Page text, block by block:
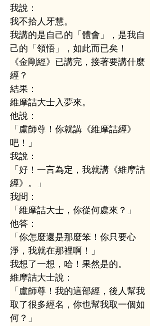
我說：
我不拾人牙慧。
我講的是自己的「體會」，是我自
己的「領悟」，如此而已矣！
《金剛經》已講完，接著要講什麼
經？
結果：
維摩詰大士入夢來。
他說：
「盧師尊！你就講《維摩詰經》
吧！」
我說：
「好！一言為定，我就講《維摩詰
經》。」
我問：
「維摩詰大士，你從何處來？」
他答：
「你怎麼還是那麼笨！你只要心
淨，我就在那裡啊！」
我想了一想，哈！果然是的。
維摩詰大士說：
「盧師尊！我的這部經，後人幫我
取了很多經名，你也幫我取一個如
何？」